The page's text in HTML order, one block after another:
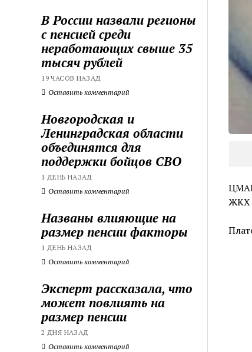
В России назвали регионы
с пенсией среди
неработающих свыше 35
тысяч рублей
19 ЧАСОВ НАЗАД
Оставить комментарий
Новгородская и
Ленинградская области
объединятся для
поддержки бойцов СВО
1 ДЕНЬ НАЗАД
Оставить комментарий
Названы влияющие на
размер пенсии факторы
1 ДЕНЬ НАЗАД
Оставить комментарий
Эксперт рассказала, что
может повлиять на
размер пенсии
2 ДНЯ НАЗАД
Оставить комментарий
ЖКХ